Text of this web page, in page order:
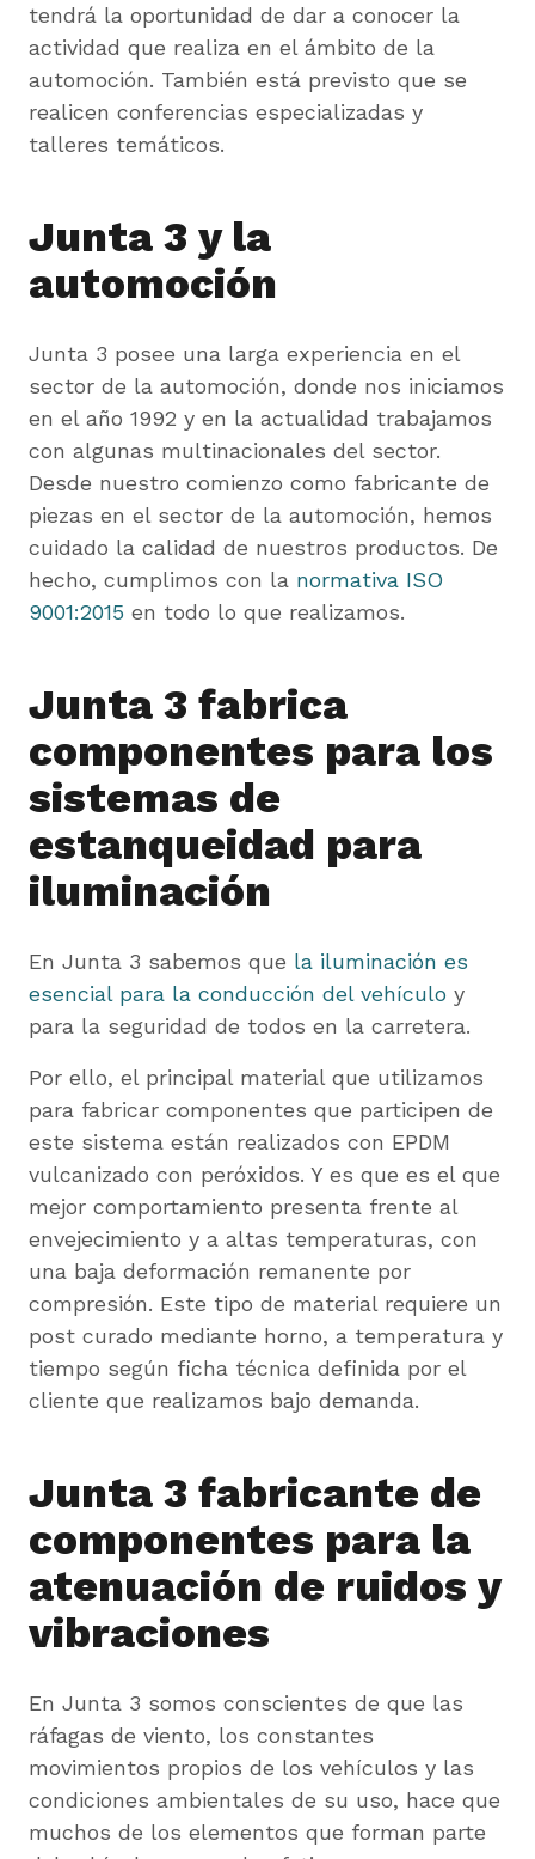
tendrá la oportunidad de dar a conocer la
actividad que realiza en el ámbito de la
automoción. También está previsto que se
realicen conferencias especializadas y
talleres temáticos.
Junta 3 y la
automoción
Junta 3 posee una larga experiencia en el
sector de la automoción, donde nos iniciamos
en el año 1992 y en la actualidad trabajamos
con algunas multinacionales del sector.
Desde nuestro comienzo como fabricante de
piezas en el sector de la automoción, hemos
cuidado la calidad de nuestros productos. De
hecho, cumplimos con la normativa ISO
9001:2015 en todo lo que realizamos.
Junta 3 fabrica
componentes para los
sistemas de
estanqueidad para
iluminación
En Junta 3 sabemos que la iluminación es
esencial para la conducción del vehículo y
para la seguridad de todos en la carretera.
Por ello, el principal material que utilizamos
para fabricar componentes que participen de
este sistema están realizados con EPDM
vulcanizado con peróxidos. Y es que es el que
mejor comportamiento presenta frente al
envejecimiento y a altas temperaturas, con
una baja deformación remanente por
compresión. Este tipo de material requiere un
post curado mediante horno, a temperatura y
tiempo según ficha técnica definida por el
cliente que realizamos bajo demanda.
Junta 3 fabricante de
componentes para la
atenuación de ruidos y
vibraciones
En Junta 3 somos conscientes de que las
ráfagas de viento, los constantes
movimientos propios de los vehículos y las
condiciones ambientales de su uso, hace que
muchos de los elementos que forman parte